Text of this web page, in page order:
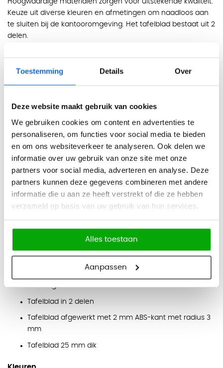
Toestemming Details Over
Deze website maakt gebruik van cookies
We gebruiken cookies om content en advertenties te
personaliseren, om functies voor social media te bieden
en om ons websiteverkeer te analyseren. Ook delen we
informatie over uw gebruik van onze site met onze
partners voor social media, adverteren en analyse. Deze
partners kunnen deze gegevens combineren met andere
informatie die u aan ze heeft verstrekt of die ze hebben
verzameld op basis van uw gebruik van hun services.
Alles toestaan
Aanpassen
Hoogwaardige materialen zorgen voor uitstekende kwaliteit.
Keuze uit diverse kleuren en afmetingen om naadloos aan
te sluiten bij de kantooromgeving. Het tafelblad bestaat uit 2
delen.
B400 × D140 cm
B480 × D140 cm
Eigenschappen
Ovale tafelvorm, geschikt voor vergaderingen en
conferenties
Systeempoten aan de binnenzijde gelast
Metalen onderbalken van 45 × 45 mm profielen
Poedergecoat frame
Tafelblad in 2 delen
Tafelblad afgewerkt met 2 mm ABS-kant met radius 3
mm
Tafelblad 25 mm dik